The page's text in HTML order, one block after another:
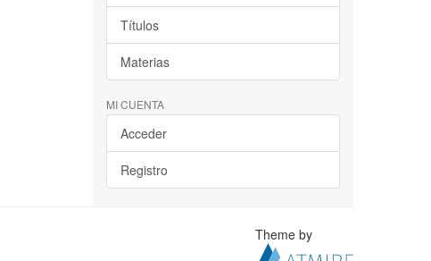
Títulos
Materias
MI CUENTA
Acceder
Registro
Theme by